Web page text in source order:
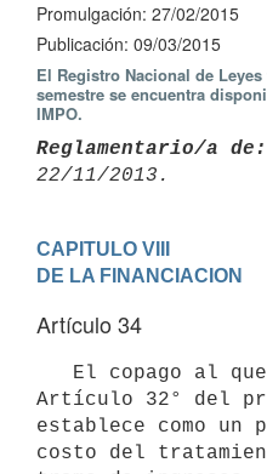
Promulgación: 27/02/2015
Publicación: 09/03/2015
El Registro Nacional de
semestre se encuentra
IMPO.
Reglamentario/a de:
CAPITULO VIII
DE LA FINANCIACION
Artículo 34
Artículo 32° del
establece como un
costo del